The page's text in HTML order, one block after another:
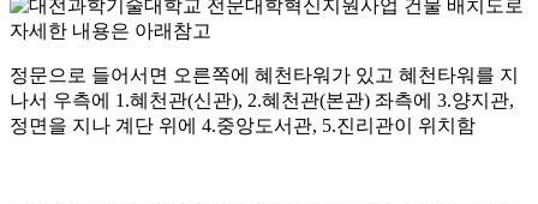
정문으로 들어서면 오른쪽에 혜천타워가 있고 혜천타워를 지
나서 우측에 1.혜천관(신관), 2.혜천관(본관) 좌측에 3.양지관,
정면을 지나 계단 위에 4.중앙도서관, 5.진리관이 위치함